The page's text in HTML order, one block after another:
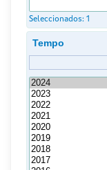
Seleccionados: 1
Tempo